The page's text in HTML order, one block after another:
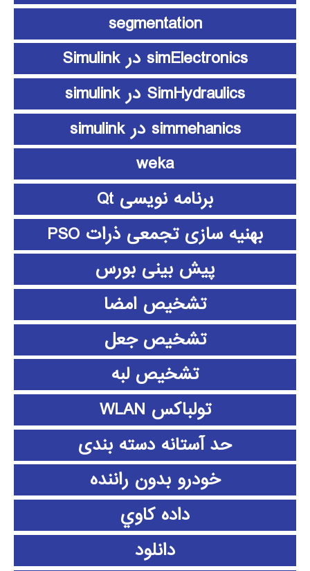
segmentation
simElectronics در Simulink
SimHydraulics در simulink
simmehanics در simulink
weka
برنامه نویسی Qt
بهنیه سازی تجمعی ذرات PSO
پیش بینی بورس
تشخیص امضا
تشخیص جعل
تشخیص لبه
تولباکس WLAN
حد آستانه دسته بندی
خودرو بدون راننده
داده كاوي
دانلود